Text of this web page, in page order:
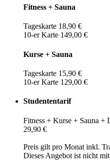
Fitness + Sauna
Tageskarte 18,90 €
10-er Karte 149,00 €
Kurse + Sauna
Tageskarte 15,90 €
10-er Karte 129,00 €
Studententarif
Fitness + Kurse + Sauna +
29,90 €
Preis gilt pro Monat inkl.
Dieses Angebot ist nicht